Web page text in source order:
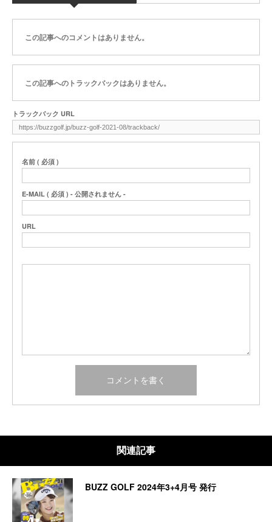
この記事へのコメントはありません。
この記事へのトラックバックはありません。
トラックバック URL
名前 ( 必須 )
E-MAIL ( 必須 ) - 公開されません -
URL
関連記事
BUZZ GOLF 2024年3+4月号 発行